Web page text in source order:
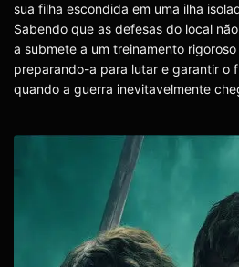
sua filha escondida em uma ilha
Sabendo que as defesas do local
a submete a um treinamento
preparando-a para lutar e garantir o
quando a guerra inevitavelmente